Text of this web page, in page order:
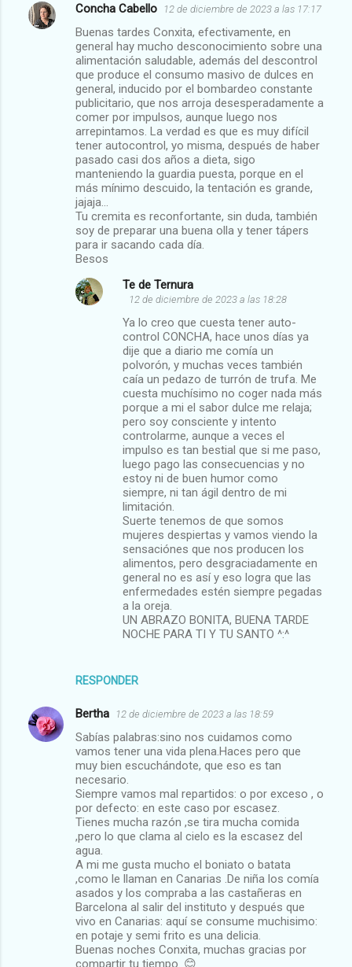
C
Concha Cabello 12 de diciembre de 2023 a las 17:17
Buenas tardes Conxita, efectivamente, en
general hay mucho desconocimiento sobre una
alimentación saludable, además del descontrol
que produce el consumo masivo de dulces en
general, inducido por el bombardeo constante
publicitario, que nos arroja desesperadamente a
comer por impulsos, aunque luego nos
arrepintamos. La verdad es que es muy difícil
tener autocontrol, yo misma, después de haber
pasado casi dos años a dieta, sigo
manteniendo la guardia puesta, porque en el
más mínimo descuido, la tentación es grande,
jajaja…
Tu cremita es reconfortante, sin duda, también
soy de preparar una buena olla y tener tápers
para ir sacando cada día.
Besos
RESPONDER
Te de Ternura
12 de diciembre de 2023 a las 18:28
Ya lo creo que cuesta tener auto-
control CONCHA, hace unos días ya
dije que a diario me comía un
polvorón, y muchas veces también
caía un pedazo de turrón de trufa. Me
cuesta muchísimo no coger nada más
porque a mi el sabor dulce me relaja;
pero soy consciente y intento
controlarme, aunque a veces el
impulso es tan bestial que si me paso,
luego pago las consecuencias y no
estoy ni de buen humor como
siempre, ni tan ágil dentro de mi
limitación.
Suerte tenemos de que somos
mujeres despiertas y vamos viendo la
sensaciónes que nos producen los
alimentos, pero desgraciadamente en
general no es así y eso logra que las
enfermedades estén siempre pegadas
a la oreja.
UN ABRAZO BONITA, BUENA TARDE
NOCHE PARA TI Y TU SANTO ^:^
Bertha 12 de diciembre de 2023 a las 18:59
Sabías palabras:sino nos cuidamos como
vamos tener una vida plena.Haces pero que
muy bien escuchándote, que eso es tan
necesario.
Siempre vamos mal repartidos: o por exceso , o
por defecto: en este caso por escasez.
Tienes mucha razón ,se tira mucha comida
,pero lo que clama al cielo es la escasez del
agua.
A mi me gusta mucho el boniato o batata
,como le llaman en Canarias .De niña los comía
asados y los compraba a las castañeras en
Barcelona al salir del instituto y después que
vivo en Canarias: aquí se consume muchisimo:
en potaje y semi frito es una delicia.
Buenas noches Conxita, muchas gracias por
compartir tu tiempo. 😊